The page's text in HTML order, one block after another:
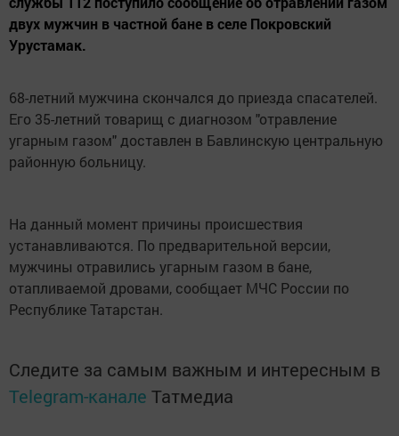
двух мужчин в частной бане в селе Покровский
Урустамак.
68-летний мужчина скончался до приезда спасателей.
Его 35-летний товарищ с диагнозом "отравление
угарным газом" доставлен в Бавлинскую центральную
районную больницу.
На данный момент причины происшествия
устанавливаются. По предварительной версии,
мужчины отравились угарным газом в бане,
отапливаемой дровами, сообщает МЧС России по
Республике Татарстан.
Следите за самым важным и интересным в
Telegram-канале Татмедиа